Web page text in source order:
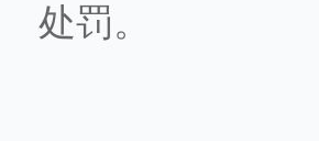
处罚。